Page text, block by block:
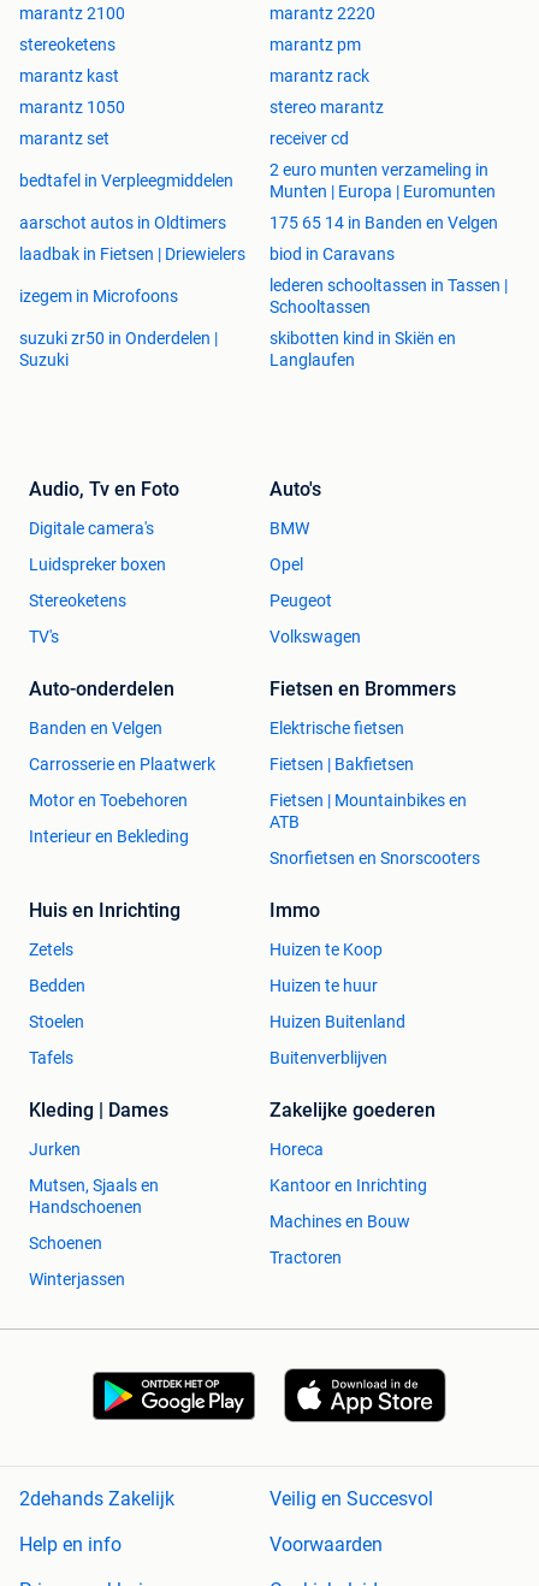
marantz 2100
marantz 2220
stereoketens
marantz pm
marantz kast
marantz rack
marantz 1050
stereo marantz
marantz set
receiver cd
bedtafel in Verpleegmiddelen
2 euro munten verzameling in
Munten | Europa | Euromunten
aarschot autos in Oldtimers
175 65 14 in Banden en Velgen
laadbak in Fietsen | Driewielers
biod in Caravans
izegem in Microfoons
lederen schooltassen in Tassen |
Schooltassen
suzuki zr50 in Onderdelen |
Suzuki
skibotten kind in Skiën en
Langlaufen
Audio, Tv en Foto
Digitale camera's
Luidspreker boxen
Stereoketens
TV's
Auto's
BMW
Opel
Peugeot
Volkswagen
Auto-onderdelen
Banden en Velgen
Carrosserie en Plaatwerk
Motor en Toebehoren
Interieur en Bekleding
Fietsen en Brommers
Elektrische fietsen
Fietsen | Bakfietsen
Fietsen | Mountainbikes en
ATB
Snorfietsen en Snorscooters
Huis en Inrichting
Zetels
Bedden
Stoelen
Tafels
Immo
Huizen te Koop
Huizen te huur
Huizen Buitenland
Buitenverblijven
Kleding | Dames
Jurken
Mutsen, Sjaals en
Handschoenen
Schoenen
Winterjassen
Zakelijke goederen
Horeca
Kantoor en Inrichting
Machines en Bouw
Tractoren
2dehands Zakelijk
Veilig en Succesvol
Help en info
Voorwaarden